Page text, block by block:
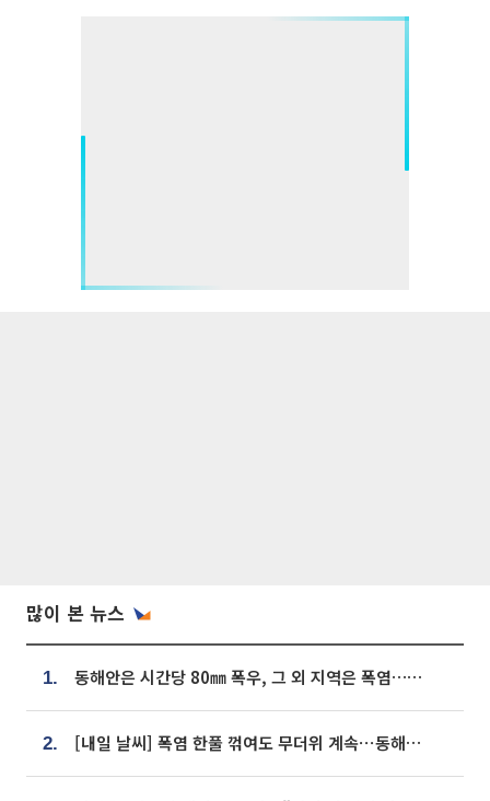
많이 본 뉴스
1. 동해안은 시간당 80㎜ 폭우, 그 외 지역은 폭염…‘극과 극 날씨’
2. [내일 날씨] 폭염 한풀 꺾여도 무더위 계속⋯동해안 이틀 연속 비